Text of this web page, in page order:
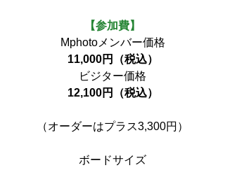
【参加費】
Mphotoメンバー価格
11,000円（税込）
ビジター価格
12,100円（税込）
（オーダーはプラス3,300円）
ボードサイズ